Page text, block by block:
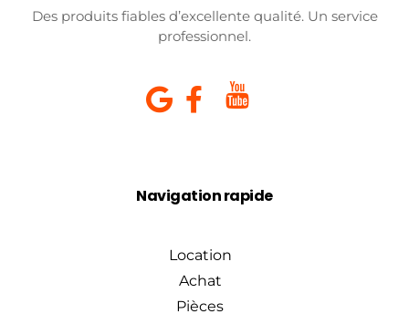
Des produits fiables d’excellente qualité. Un service
professionnel.
Navigation rapide
Location
Achat
Pièces